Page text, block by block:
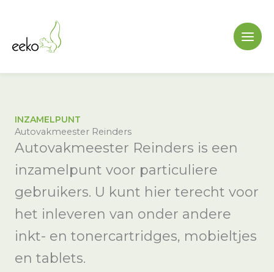
inhoud
INZAMELPUNT
Autovakmeester Reinders
Autovakmeester Reinders is een
inzamelpunt voor particuliere
gebruikers. U kunt hier terecht voor
het inleveren van onder andere
inkt- en tonercartridges, mobieltjes
en tablets.